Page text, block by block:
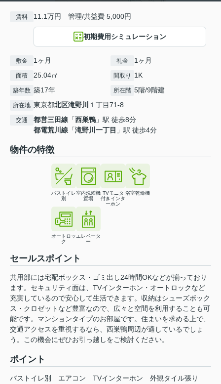
賃料 11.1万円 管理/共益費 5,000円
初期費用シミュレーション
敷金 1ヶ月 礼金 1ヶ月
面積 25.04㎡ 間取り 1K
築年数 築17年 所在階 5階/9階建
所在地 東京都北区滝野川 １丁目71-8
交通 都営三田線 「西巣鴨 」駅 徒歩8分
都電荒川線 「滝野川一丁目 」駅 徒歩4分
物件の特徴
バストイレ
別
室内洗濯機
置場
TVモニタ
付きインタ
ーホン
浴室乾燥機
オートロッ
ク
エレベータ
ー
セールスポイント
共用部には宅配ボックス・ゴミ出し24時間OKなどが揃っており
ます。セキュリティ面は、TVインターホン・オートロックなど
充実しているので安心して生活できます。収納はシューズボック
ス・クロゼットなど豊富なので、広々と空間を利用することも可
能です。マンションタイプのお部屋です。住まいを求める上で、
交通アクセスを重視するなら、西巣鴨周辺が適しているでしょ
う。この機会にぜひお引っ越しをご検討ください。
ポイント
バストイレ別 エアコン TVインターホン
外観タイル張り